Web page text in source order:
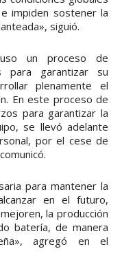
impiden sostener la
siguió.
un proceso de
para garantizar su
plenamente el
En este proceso de
para garantizar la
se llevó adelante
por el cese de
para mantener la
en el futuro,
la producción
batería, de manera
agregó en el